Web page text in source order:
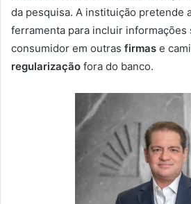
da pesquisa. A instituição pretende
ferramenta para incluir informações
consumidor em outras firmas e
regularização fora do banco.